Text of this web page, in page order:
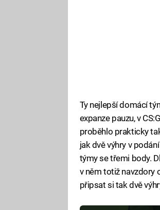
Ty nejlepší domácí
expanze pauzu, v
proběhlo prakticky
jak dvě výhry v
týmy se třemi body.
v něm totiž navzdory
připsat si tak dvě